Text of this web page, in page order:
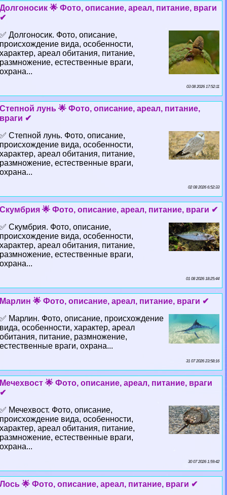
Долгоносик 🌟 Фото, описание, ареал, питание, враги
✔
✅ Долгоносик. Фото, описание,
происхождение вида, особенности,
хаpaктер, ареал обитания, питание,
размножение, естественные враги,
охрана...
03 08 2026 17:52:11
Степной лунь 🌟 Фото, описание, ареал, питание,
враги ✔
✅ Степной лунь. Фото, описание,
происхождение вида, особенности,
хаpaктер, ареал обитания, питание,
размножение, естественные враги,
охрана...
02 08 2026 6:52:33
Скумбрия 🌟 Фото, описание, ареал, питание, враги ✔
✅ Скумбрия. Фото, описание,
происхождение вида, особенности,
хаpaктер, ареал обитания, питание,
размножение, естественные враги,
охрана...
01 08 2026 18:25:44
Марлин 🌟 Фото, описание, ареал, питание, враги ✔
✅ Марлин. Фото, описание, происхождение
вида, особенности, хаpaктер, ареал
обитания, питание, размножение,
естественные враги, охрана...
31 07 2026 23:58:16
Мечехвост 🌟 Фото, описание, ареал, питание, враги
✔
✅ Мечехвост. Фото, описание,
происхождение вида, особенности,
хаpaктер, ареал обитания, питание,
размножение, естественные враги,
охрана...
30 07 2026 1:59:42
Лось 🌟 Фото, описание, ареал, питание, враги ✔